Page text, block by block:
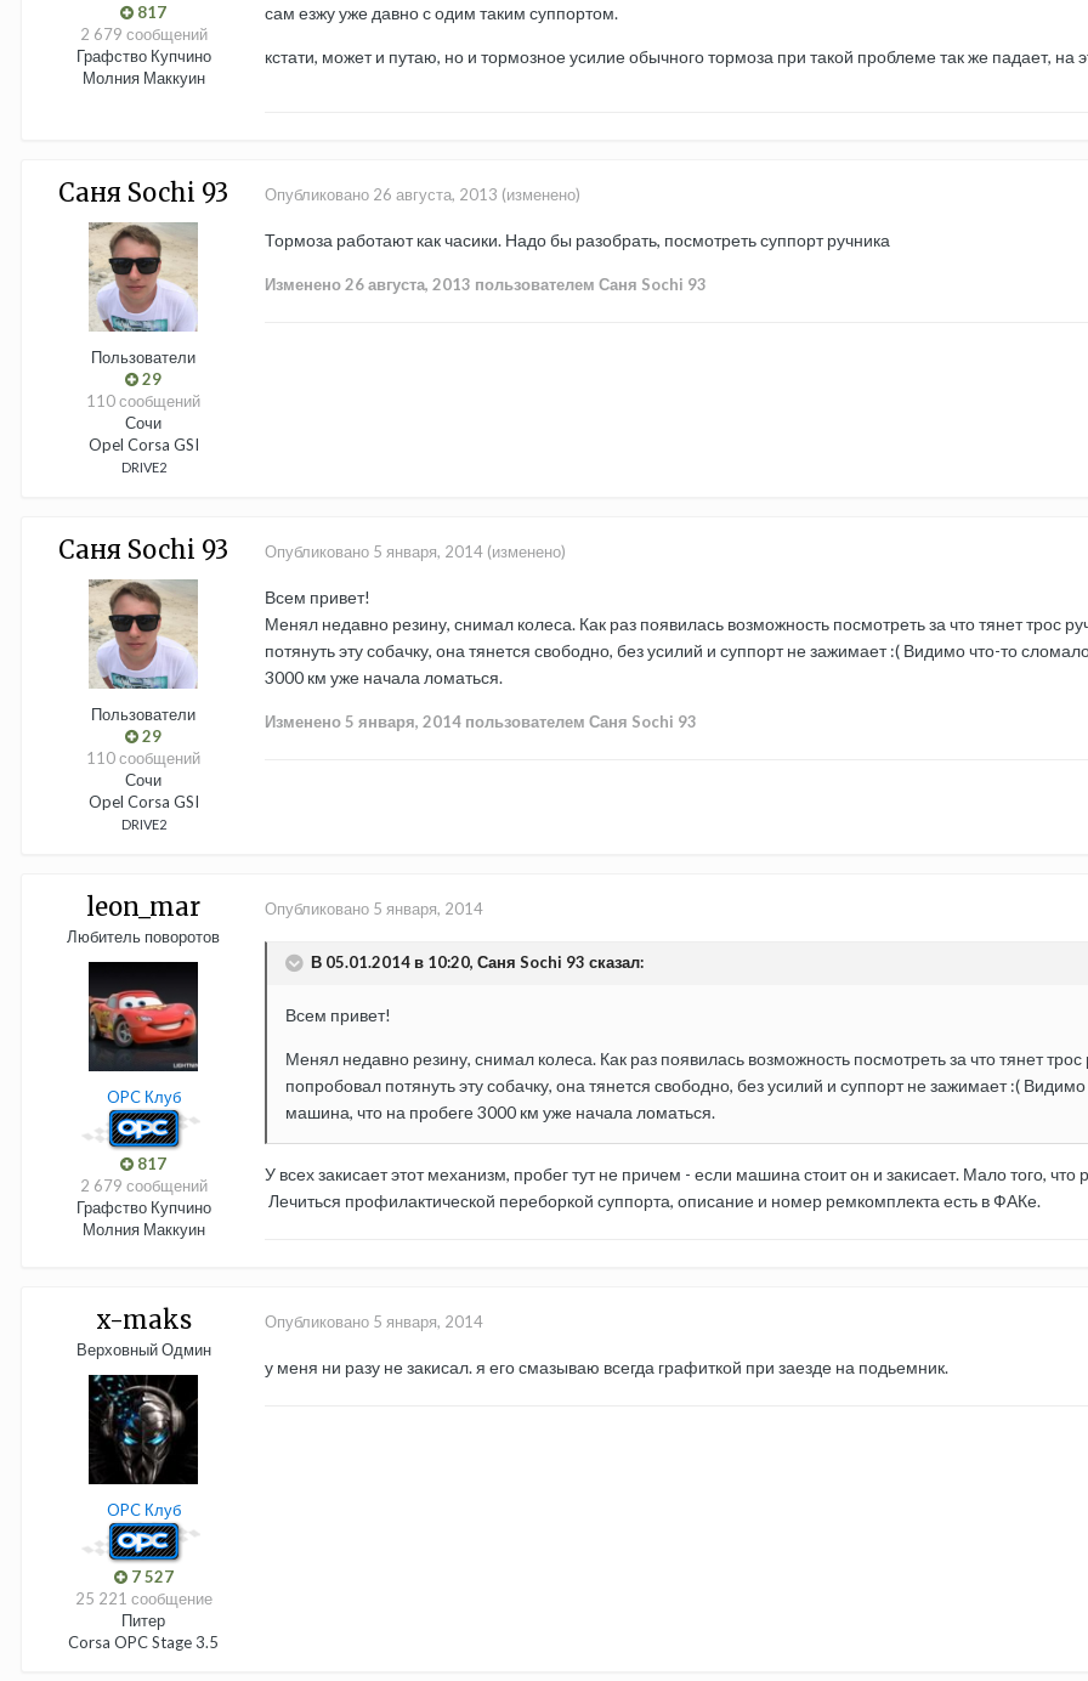
817
2 679 сообщений
Графство Купчино
Молния Маккуин
сам езжу уже давно с одим таким суппортом.
кстати, может и путаю, но и тормозное усилие обычного тормоза при такой проблеме так же падает, на
Саня Sochi 93
Пользователи
29
110 сообщений
Сочи
Opel Corsa GSI
DRIVE2
Опубликовано 26 августа, 2013 (изменено)
Тормоза работают как часики. Надо бы разобрать, посмотреть суппорт ручника
Изменено26 августа, 2013 пользователем Саня Sochi 93
Саня Sochi 93
Пользователи
29
110 сообщений
Сочи
Opel Corsa GSI
DRIVE2
Опубликовано 5 января, 2014 (изменено)
Всем привет!
Менял недавно резину, снимал колеса. Как раз появилась возможность посмотреть за что тянет трос
потянуть эту собачку, она тянется свободно, без усилий и суппорт не зажимает :( Видимо что-то
3000 км уже начала ломаться.
Изменено5 января, 2014 пользователем Саня Sochi 93
leon_mar
Любитель поворотов
OPC Клуб
817
2 679 сообщений
Графство Купчино
Молния Маккуин
Опубликовано 5 января, 2014
В 05.01.2014 в 10:20, Саня Sochi 93 сказал:
Всем привет!
Менял недавно резину, снимал колеса. Как раз появилась возможность посмотреть за что тянет
попробовал потянуть эту собачку, она тянется свободно, без усилий и суппорт не зажимает :(
машина, что на пробеге 3000 км уже начала ломаться.
У всех закисает этот механизм, пробег тут не причем - если машина стоит он и закисает. Мало того, что
Лечиться профилактической переборкой суппорта, описание и номер ремкомплекта есть в ФАКе.
x-maks
Верховный Одмин
OPC Клуб
7 527
25 221 сообщение
Питер
Corsa OPC Stage 3.5
Опубликовано 5 января, 2014
у меня ни разу не закисал. я его смазываю всегда графиткой при заезде на подьемник.